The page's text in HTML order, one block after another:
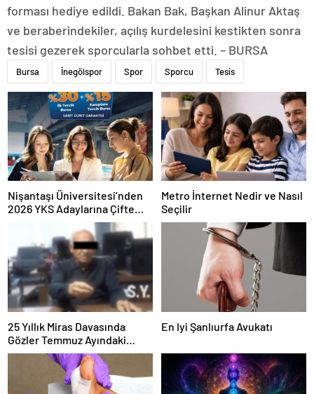
forması hediye edildi. Bakan Bak, Başkan Alinur Aktaş
ve beraberindekiler, açılış kurdelesini kestikten sonra
tesisi gezerek sporcularla sohbet etti. – BURSA
Bursa İnegölspor Spor Sporcu Tesis
Nişantaşı Üniversitesi’nden
2026 YKS Adaylarına Çifte
Güvence: Sabit Ücret ve
Kesintisiz Burs
Metro İnternet Nedir ve Nasıl
Seçilir
25 Yıllık Miras Davasında
Gözler Temmuz Ayındaki
Karar Duruşmasına Çevrildi
En Iyi Şanlıurfa Avukatı